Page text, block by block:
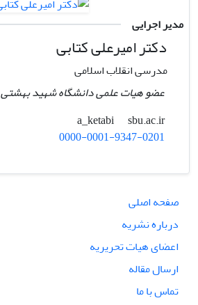
مدیر اجرایی
دکتر امیرعلی کتابی
مدرسی انقلاب اسلامی
عضو هیات علمی دانشگاه شهید بهشتی
a_ketabi
sbu.ac.ir
0000-0001-9347-0201
صفحه اصلی
درباره نشریه
اعضای هیات تحریریه
ارسال مقاله
تماس با ما